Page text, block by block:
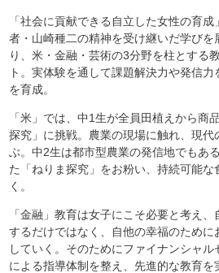
「社会に貢献できる自立した女性の育
者・山崎種二の精神を受け継いだ学びを
り、米・金融・芸術の3分野を柱とする
ト。実体験を通して課題解決力や発信
を育成。
「米」では、中1生が全員田植えから商
探究」に挑戦。農業の現場に触れ、現
ぶ。中2生は都市型農業の発信地でもあ
た「ねりま探究」をお粉い、持続可能
く。
「金融」教育は女子にこそ必要と考え
するだけではなく、自他の幸福のため
していく。そのためにファイナンシャ
による指導体制を整え、先進的な教育を